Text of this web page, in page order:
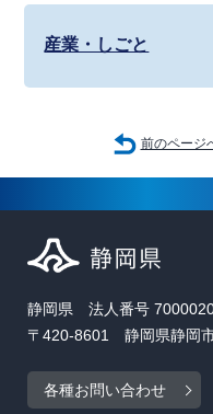
産業・しごと
前のページ
静岡県 法人番号
〒420-8601 静岡県静岡
各種お問い合わせ